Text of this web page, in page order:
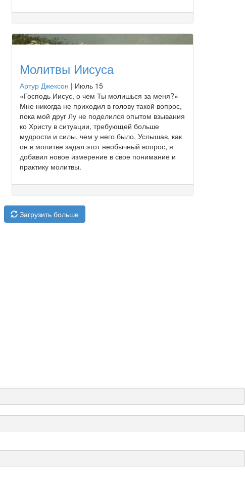
Молитвы Иисуса
Артур Джексон | Июль 15
«Господь Иисус, о чем Ты молишься за меня?»
Мне никогда не приходил в голову такой вопрос,
пока мой друг Лу не поделился опытом взывания
ко Христу в ситуации, требующей больше
мудрости и силы, чем у него было. Услышав, как
он в молитве задал этот необычный вопрос, я
добавил новое измерение в свое понимание и
практику молитвы.
Загрузить больше